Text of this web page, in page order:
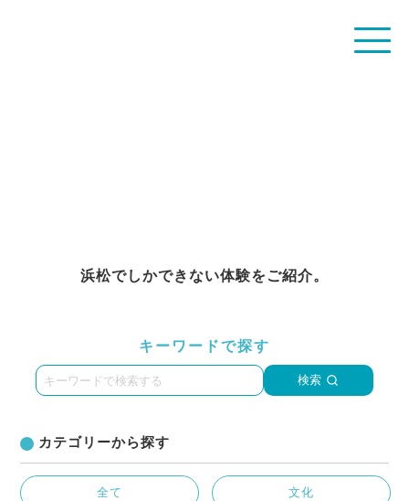
浜松でしかできない体験をご紹介。
キーワードで探す
検索
カテゴリーから探す
全て 文化